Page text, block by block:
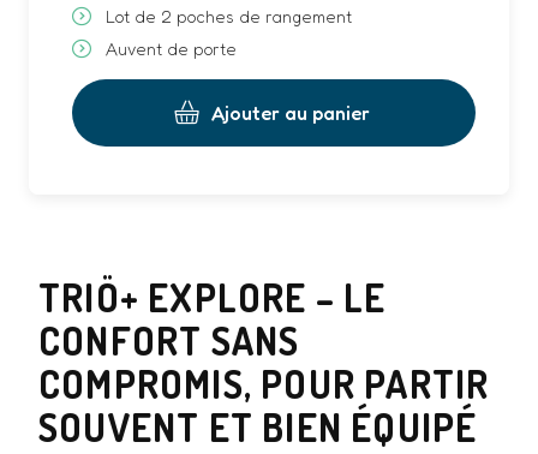
Lot de 2 poches de rangement
Auvent de porte
Ajouter au panier
TRIÖ+ EXPLORE – LE
CONFORT SANS
COMPROMIS, POUR PARTIR
SOUVENT ET BIEN ÉQUIPÉ